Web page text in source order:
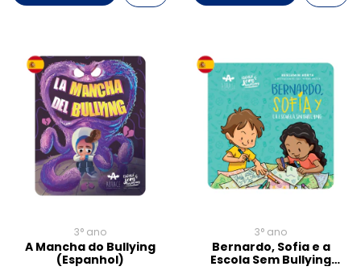
3° ano
A Mancha do Bullying
(Espanhol)
3° ano
Bernardo, Sofia e a
Escola Sem Bullying